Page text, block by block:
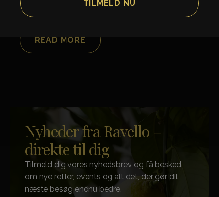
Simon Kristiansen 24. april 2025 Ingen kommentarer
READ MORE
Nyheder fra Ravello –
direkte til dig
Tilmeld dig vores nyhedsbrev og få besked
om nye retter, events og alt det, der gør dit
næste besøg endnu bedre.